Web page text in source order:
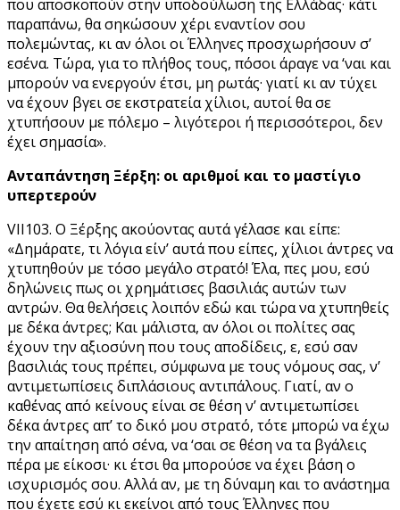
που αποσκοπούν στην υποδούλωση της Ελλάδας· κάτι
παραπάνω, θα σηκώσουν χέρι εναντίον σου
πολεμώντας, κι αν όλοι οι Έλληνες προσχωρήσουν σ’
εσένα. Τώρα, για το πλήθος τους, πόσοι άραγε να ‘ναι και
μπορούν να ενεργούν έτσι, μη ρωτάς· γιατί κι αν τύχει
να έχουν βγει σε εκστρατεία χίλιοι, αυτοί θα σε
χτυπήσουν με πόλεμο – λιγότεροι ή περισσότεροι, δεν
έχει σημασία».
Ανταπάντηση Ξέρξη: οι αριθμοί και το μαστίγιο
υπερτερούν
VΙI103. Ο Ξέρξης ακούοντας αυτά γέλασε και είπε:
«Δημάρατε, τι λόγια είν’ αυτά που είπες, χίλιοι άντρες να
χτυπηθούν με τόσο μεγάλο στρατό! Έλα, πες μου, εσύ
δηλώνεις πως οι χρημάτισες βασιλιάς αυτών των
αντρών. Θα θελήσεις λοιπόν εδώ και τώρα να χτυπηθείς
με δέκα άντρες; Και μάλιστα, αν όλοι οι πολίτες σας
έχουν την αξιοσύνη που τους αποδίδεις, ε, εσύ σαν
βασιλιάς τους πρέπει, σύμφωνα με τους νόμους σας, ν’
αντιμετωπίσεις διπλάσιους αντιπάλους. Γιατί, αν ο
καθένας από κείνους είναι σε θέση ν’ αντιμετωπίσει
δέκα άντρες απ’ το δικό μου στρατό, τότε μπορώ να έχω
την απαίτηση από σένα, να ‘σαι σε θέση να τα βγάλεις
πέρα με είκοσι· κι έτσι θα μπορούσε να έχει βάση ο
ισχυρισμός σου. Αλλά αν, με τη δύναμη και το ανάστημα
που έχετε εσύ κι εκείνοι από τους Έλληνες που